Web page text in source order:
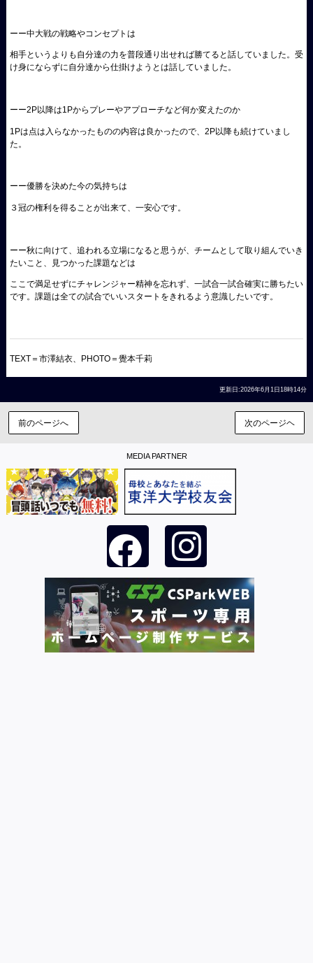
ーー中大戦の戦略やコンセプトは
相手というよりも自分達の力を普段通り出せれば勝てると話していました。受
け身にならずに自分達から仕掛けようとは話していました。
ーー2P以降は1Pからプレーやアプローチなど何か変えたのか
1Pは点は入らなかったものの内容は良かったので、2P以降も続けていまし
た。
ーー優勝を決めた今の気持ちは
３冠の権利を得ることが出来て、一安心です。
ーー秋に向けて、追われる立場になると思うが、チームとして取り組んでいき
たいこと、見つかった課題などは
ここで満足せずにチャレンジャー精神を忘れず、一試合一試合確実に勝ちたい
です。課題は全ての試合でいいスタートをきれるよう意識したいです。
TEXT＝市澤結衣、PHOTO＝覺本千莉
更新日:2026年6月1日18時14分
前のページへ 次のページヘ
MEDIA PARTNER